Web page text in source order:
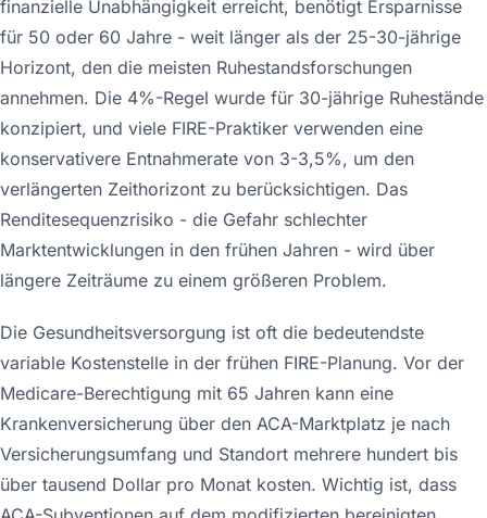
finanzielle Unabhängigkeit erreicht, benötigt Ersparnisse
für 50 oder 60 Jahre - weit länger als der 25-30-jährige
Horizont, den die meisten Ruhestandsforschungen
annehmen. Die 4%-Regel wurde für 30-jährige Ruhestände
konzipiert, und viele FIRE-Praktiker verwenden eine
konservativere Entnahmerate von 3-3,5%, um den
verlängerten Zeithorizont zu berücksichtigen. Das
Renditesequenzrisiko - die Gefahr schlechter
Marktentwicklungen in den frühen Jahren - wird über
längere Zeiträume zu einem größeren Problem.
Die Gesundheitsversorgung ist oft die bedeutendste
variable Kostenstelle in der frühen FIRE-Planung. Vor der
Medicare-Berechtigung mit 65 Jahren kann eine
Krankenversicherung über den ACA-Marktplatz je nach
Versicherungsumfang und Standort mehrere hundert bis
über tausend Dollar pro Monat kosten. Wichtig ist, dass